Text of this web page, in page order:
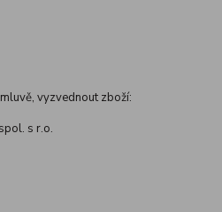
vyzvednout zboží:
s r.o.